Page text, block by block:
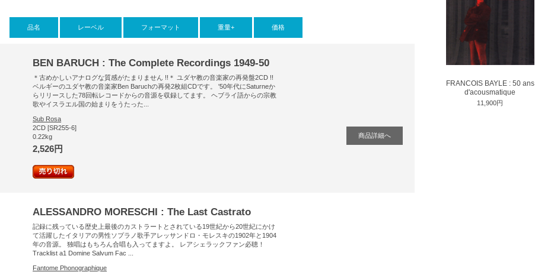
品名 レーベル フォーマット 重量+ 価格
BEN BARUCH : The Complete Recordings 1949-50
＊古めかしいアナログな質感がたまりません !!＊ ユダヤ教の音楽家の再発盤2CD !!
ベルギーのユダヤ教の音楽家Ben Baruchの再発2枚組CDです。 '50年代にSaturneか
らリリースした78回転レコードからの音源を収録してます。 ヘブライ語からの宗教
歌やイスラエル国の始まりをうたった...
Sub Rosa
2CD [SR255-6]
0.22kg
2,526円
商品詳細へ
ALESSANDRO MORESCHI : The Last Castrato
記録に残っている歴史上最後のカストラートとされている19世紀から20世紀にかけ
て活躍したイタリアの男性ソプラノ歌手アレッサンドロ・モレスキの1902年と1904
年の音源。 独唱はもちろん合唱も入ってますよ。 レアシェラックファン必聴！
Tracklist a1 Domine Salvum Fac ...
Fantome Phonographique
FRANCOIS BAYLE : 50 ans
d'acousmatique
11,900円